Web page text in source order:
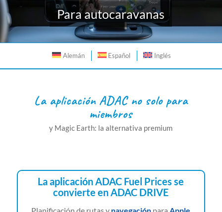
Para autocaravanas
Alemán Español Inglés
La aplicación ADAC no solo para
miembros
y Magic Earth: la alternativa premium
La aplicación ADAC Fuel Prices se
convierte en ADAC DRIVE